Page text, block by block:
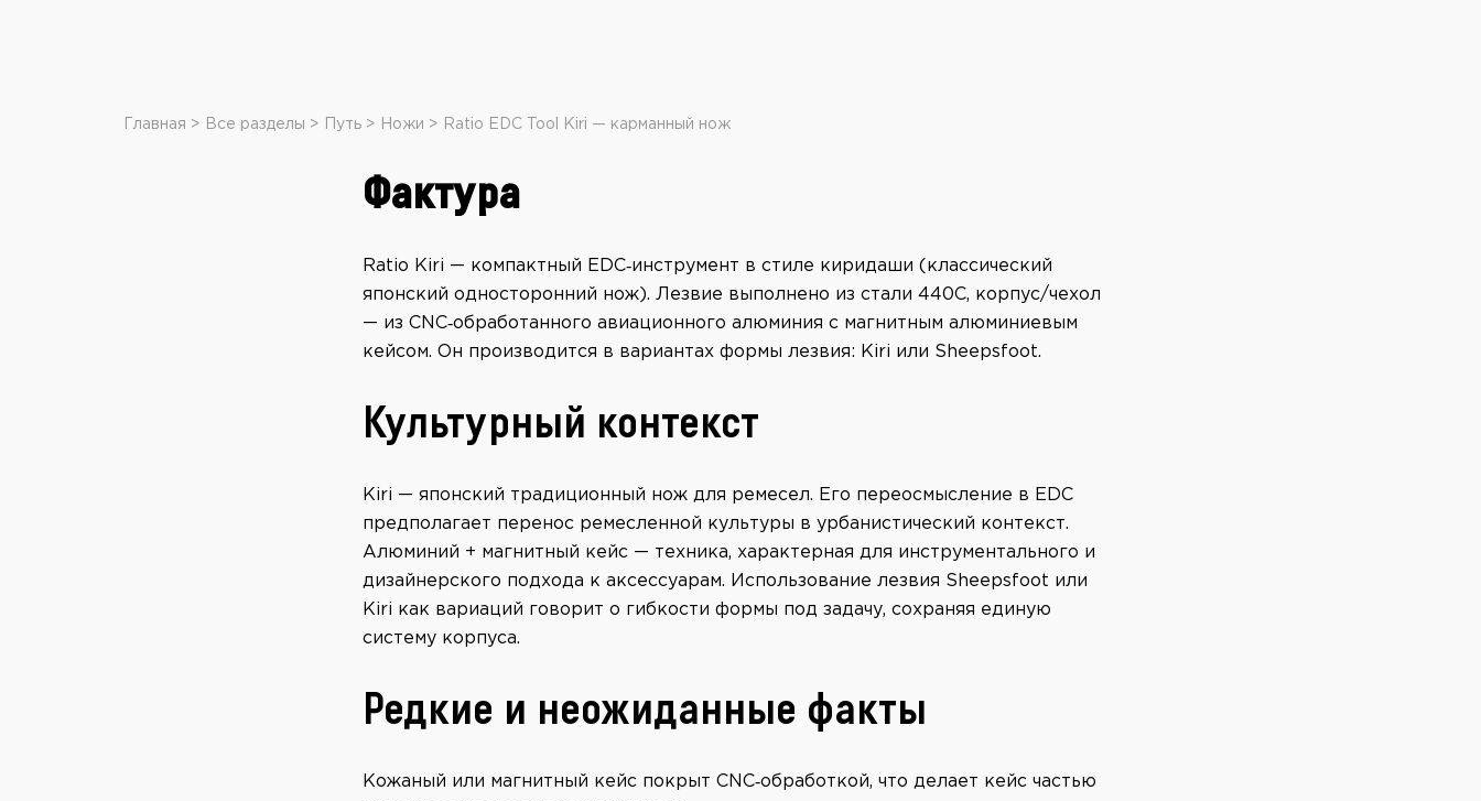
Главная Все разделы Путь Ножи Ratio EDC Tool Kiri — карманный нож
Фактура
Ratio Kiri — компактный EDC‑инструмент в стиле киридaши (классический
японский односторонний нож). Лезвие выполнено из стали 440C, корпус/чехол
— из CNC‑обработанного авиационного алюминия с магнитным алюминиевым
кейсом. Он производится в вариантах формы лезвия: Kiri или Sheepsfoot.
Культурный контекст
Kiri — японский традиционный нож для ремесел. Его переосмысление в EDC
предполагает перенос ремесленной культуры в урбанистический контекст.
Алюминий + магнитный кейс — техника, характерная для инструментального и
дизайнерского подхода к аксессуарам. Использование лезвия Sheepsfoot или
Kiri как вариаций говорит о гибкости формы под задачу, сохраняя единую
систему корпуса.
Редкие и неожиданные факты
Кожаный или магнитный кейс покрыт CNC‑обработкой, что делает кейс частью